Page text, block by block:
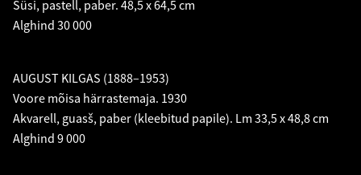
Süsi, pastell, paber. 48,5 x 64,5 cm
Alghind 30 000
AUGUST KILGAS (1888–1953)
Voore mõisa härrastemaja. 1930
Akvarell, guasš, paber (kleebitud papile). Lm 33,5 x 48,8 cm
Alghind 9 000